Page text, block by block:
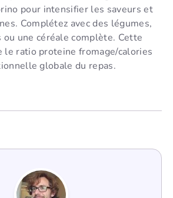
pour intensifier les saveurs et
Complétez avec des légumes,
une céréale complète. Cette
le ratio proteine fromage/calories
globale du repas.